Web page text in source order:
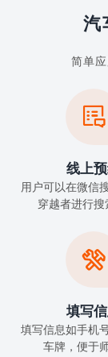
汽
简单

线上
用户可以在微信
穿越者进行

填写
填写信息如手机
车牌，便于